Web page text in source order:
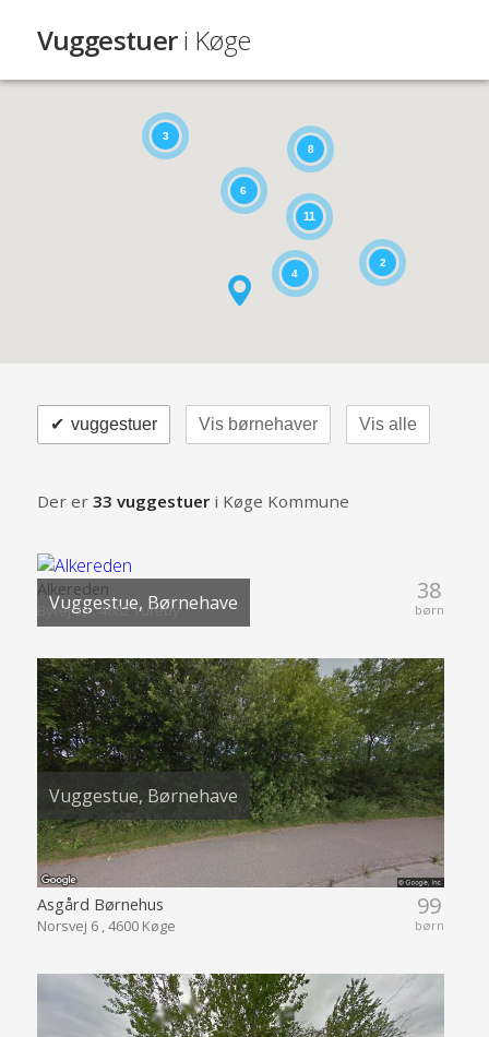
Vuggestueri Køge
8
6
11
4
3
2
vuggestuer
✔ Vis børnehaver Vis alle
Der er 33 vuggestueri Køge Kommune
Vuggestue, Børnehave 38
børn
Alkereden
Byvej 33 , 4682 Tureby
Vuggestue, Børnehave
99
børn
Asgård Børnehus
Norsvej 6 , 4600 Køge